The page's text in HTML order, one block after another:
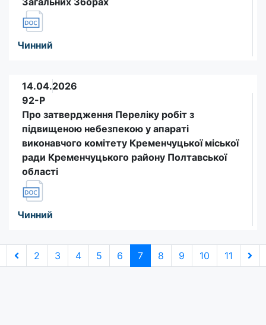
Чинний
14.04.2026
92-Р
Про затвердження Переліку робіт з
підвищеною небезпекою у апараті
виконавчого комітету Кременчуцької міської
ради Кременчуцького району Полтавської
області
Чинний
2 3 4 5 6 7 8 9 10 11